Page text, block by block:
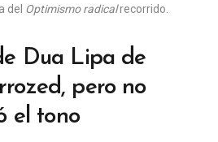
del Optimismo radicalrecorrido.
Dua Lipa de
pero no
el tono